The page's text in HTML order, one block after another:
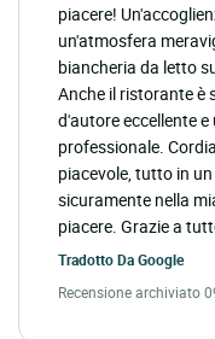
piacere!
un'atmosfera
biancheria da letto
Anche il ristorante è
d'autore eccellente
professionale.
piacevole, tutto in
sicuramente nella
piacere. Grazie a
Tradotto DaGoogle
Recensione archiviato